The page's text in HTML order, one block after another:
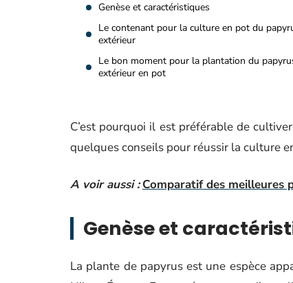
Genèse et caractéristiques
Le contenant pour la culture en pot du
extérieur
Le bon moment pour la plantation du
extérieur en pot
C’est pourquoi il est préférable de
quelques conseils pour réussir la culture
A voir aussi : Comparatif des meilleures
Genèse et
La plante de papyrus est une espèce